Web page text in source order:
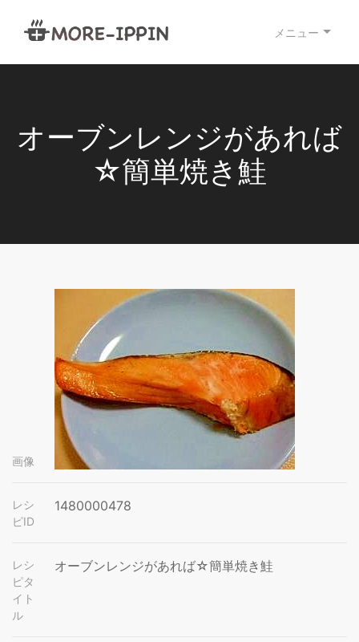
メニュー
オーブンレンジがあれば
☆簡単焼き鮭
画像
レシ
ピID
1480000478
レシ
ピタ
イト
ル
オーブンレンジがあれば☆簡単焼き鮭